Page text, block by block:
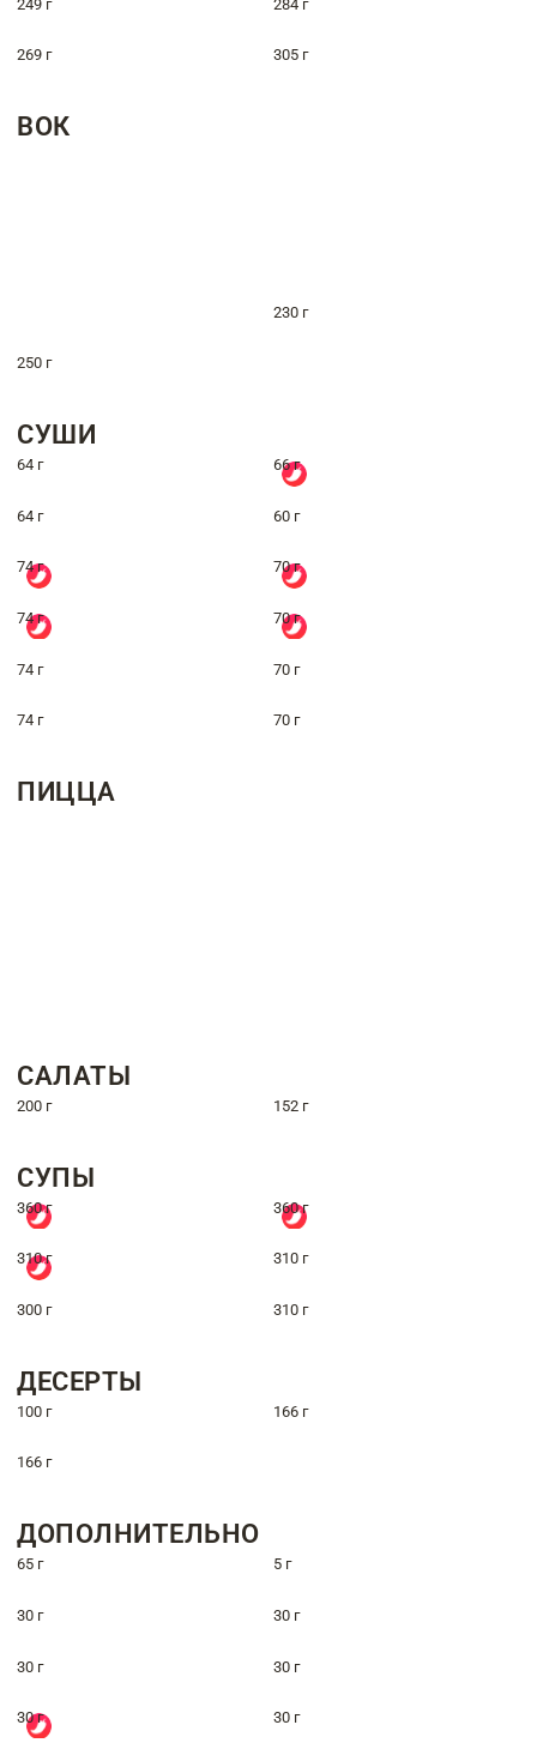
249 г 284 г
269 г 305 г
ВОК
230 г
250 г
СУШИ
64 г 66 г
64 г 60 г
74 г 70 г
74 г 70 г
74 г 70 г
74 г 70 г
ПИЦЦА
САЛАТЫ
200 г 152 г
СУПЫ
360 г 360 г
310 г 310 г
300 г 310 г
ДЕСЕРТЫ
100 г 166 г
166 г
ДОПОЛНИТЕЛЬНО
65 г 5 г
30 г 30 г
30 г 30 г
30 г 30 г